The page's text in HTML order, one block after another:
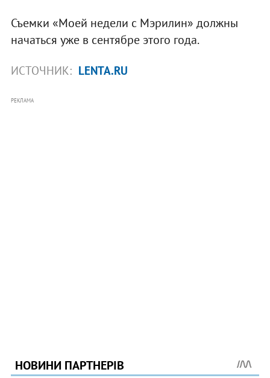
Съемки «Моей недели с Мэрилин» должны
начаться уже в сентябре этого года.
ИСТОЧНИК: LENTA.RU
РЕКЛАМА